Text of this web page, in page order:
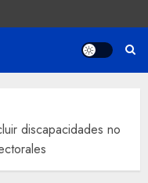
discapacidades no